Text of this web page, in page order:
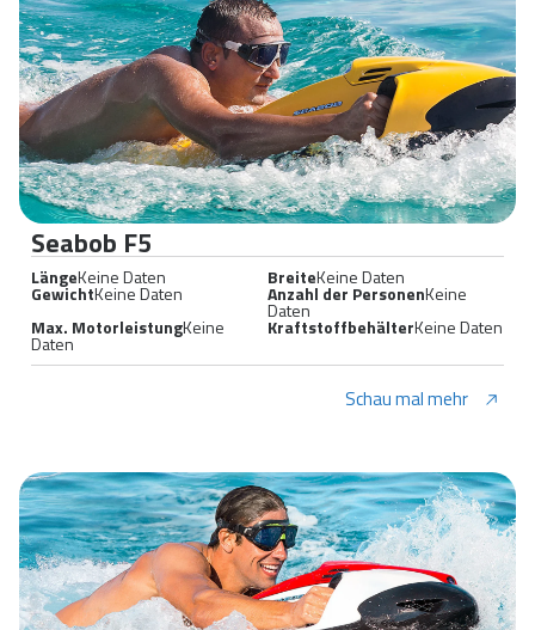
Seabob F5
LängeKeine Daten BreiteKeine Daten
GewichtKeine Daten Anzahl der PersonenKeine
Daten
Max. MotorleistungKeine
Daten
KraftstoffbehälterKeine Daten
Schau mal mehr